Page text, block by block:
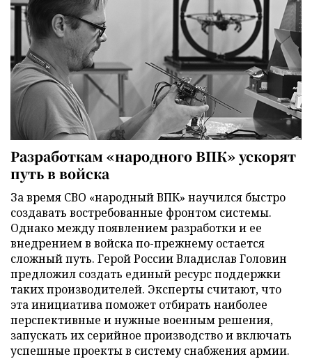
Разработкам «народного ВПК» ускорят
путь в войска
За время СВО «народный ВПК» научился быстро
создавать востребованные фронтом системы.
Однако между появлением разработки и ее
внедрением в войска по-прежнему остается
сложный путь. Герой России Владислав Головин
предложил создать единый ресурс поддержки
таких производителей. Эксперты считают, что
эта инициатива поможет отбирать наиболее
перспективные и нужные военным решения,
запускать их серийное производство и включать
успешные проекты в систему снабжения армии.